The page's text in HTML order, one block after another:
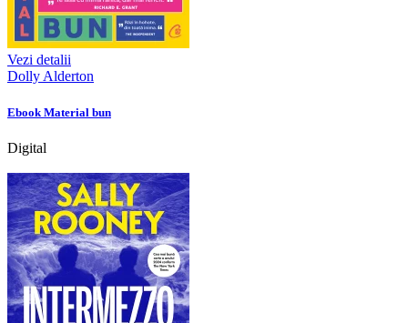
Vezi detalii
Dolly Alderton
Ebook Material bun
Digital